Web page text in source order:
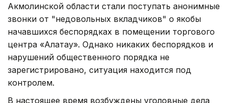
Акмолинской области стали поступать анонимные
звонки от "недовольных вкладчиков" о якобы
начавшихся беспорядках в помещении торгового
центра «Алатау». Однако никаких беспорядков и
нарушений общественного порядка не
зарегистрировано, ситуация находится под
контролем.
В настоящее время возбуждены уголовные дела